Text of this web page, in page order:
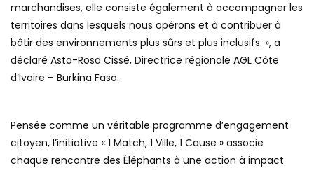
marchandises, elle consiste également à accompagner les
territoires dans lesquels nous opérons et à contribuer à
bâtir des environnements plus sûrs et plus inclusifs. », a
déclaré Asta-Rosa Cissé, Directrice régionale AGL Côte
d’Ivoire – Burkina Faso.
Pensée comme un véritable programme d’engagement
citoyen, l’initiative « 1 Match, 1 Ville, 1 Cause » associe
chaque rencontre des Éléphants à une action à impact